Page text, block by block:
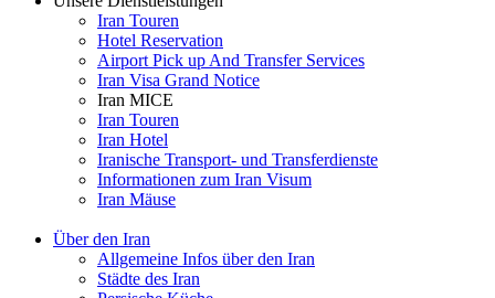
Iran Touren
Hotel Reservation
Airport Pick up And Transfer Services
Iran Visa Grand Notice
Iran MICE
Iran Touren
Iran Hotel
Iranische Transport- und Transferdienste
Informationen zum Iran Visum
Iran Mäuse
Über den Iran
Allgemeine Infos über den Iran
Städte des Iran